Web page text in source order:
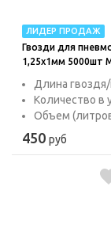
ЛИДЕР ПРОДАЖ
Гвозди для
1,25х1мм 5000шт
Длина
Количество в
Объем
450 руб